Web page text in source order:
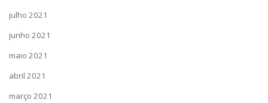
julho 2021
junho 2021
maio 2021
abril 2021
março 2021